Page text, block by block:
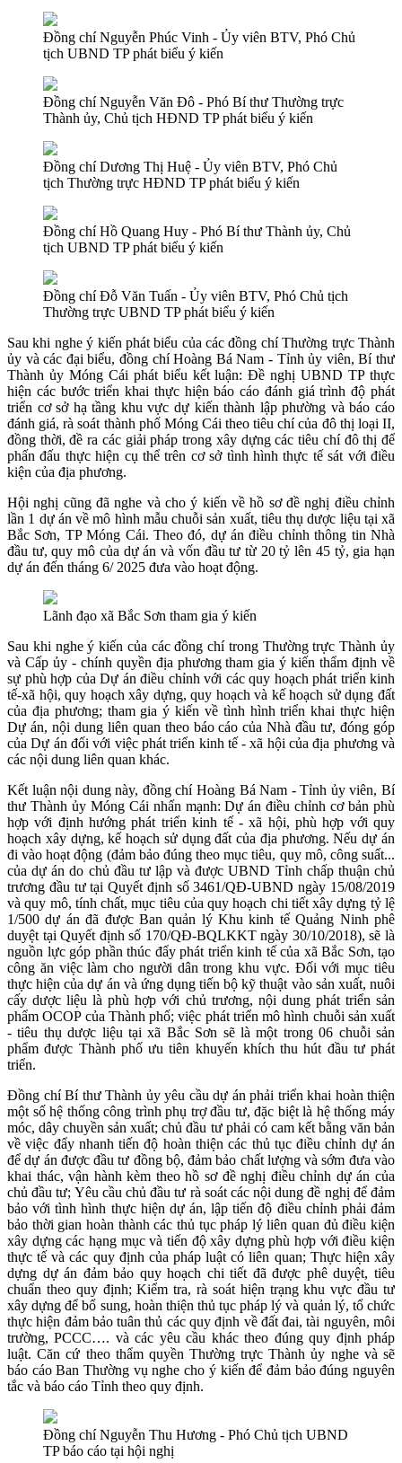
Đồng chí Nguyễn Phúc Vinh - Ủy viên BTV, Phó Chủ
tịch UBND TP phát biểu ý kiến
Đồng chí Nguyễn Văn Đô - Phó Bí thư Thường trực
Thành ủy, Chủ tịch HĐND TP phát biểu ý kiến
Đồng chí Dương Thị Huệ - Ủy viên BTV, Phó Chủ
tịch Thường trực HĐND TP phát biểu ý kiến
Đồng chí Hồ Quang Huy - Phó Bí thư Thành ủy, Chủ
tịch UBND TP phát biểu ý kiến
Đồng chí Đỗ Văn Tuấn - Ủy viên BTV, Phó Chủ tịch
Thường trực UBND TP phát biểu ý kiến
Sau khi nghe ý kiến phát biểu của các đồng chí Thường trực Thành
ủy và các đại biểu, đồng chí Hoàng Bá Nam - Tỉnh ủy viên, Bí thư
Thành ủy Móng Cái phát biểu kết luận: Đề nghị UBND TP thực
hiện các bước triển khai thực hiện báo cáo đánh giá trình độ phát
triển cơ sở hạ tầng khu vực dự kiến thành lập phường và báo cáo
đánh giá, rà soát thành phố Móng Cái theo tiêu chí của đô thị loại II,
đồng thời, đề ra các giải pháp trong xây dựng các tiêu chí đô thị để
phấn đấu thực hiện cụ thể trên cơ sở tình hình thực tế sát với điều
kiện của địa phương.
Hội nghị cũng đã nghe và cho ý kiến về hồ sơ đề nghị điều chỉnh
lần 1 dự án về mô hình mẫu chuỗi sản xuất, tiêu thụ dược liệu tại xã
Bắc Sơn, TP Móng Cái. Theo đó, dự án điều chỉnh thông tin Nhà
đầu tư, quy mô của dự án và vốn đầu tư từ 20 tỷ lên 45 tỷ, gia hạn
dự án đến tháng 6/ 2025 đưa vào hoạt động.
Lãnh đạo xã Bắc Sơn tham gia ý kiến
Sau khi nghe ý kiến của các đồng chí trong Thường trực Thành ủy
và Cấp ủy - chính quyền địa phương tham gia ý kiến thẩm định về
sự phù hợp của Dự án điều chỉnh với các quy hoạch phát triển kinh
tế-xã hội, quy hoạch xây dựng, quy hoạch và kế hoạch sử dụng đất
của địa phương; tham gia ý kiến về tình hình triển khai thực hiện
Dự án, nội dung liên quan theo báo cáo của Nhà đầu tư, đóng góp
của Dự án đối với việc phát triển kinh tế - xã hội của địa phương và
các nội dung liên quan khác.
Kết luận nội dung này, đồng chí Hoàng Bá Nam - Tỉnh ủy viên, Bí
thư Thành ủy Móng Cái nhấn mạnh: Dự án điều chỉnh cơ bản phù
hợp với định hướng phát triển kinh tế - xã hội, phù hợp với quy
hoạch xây dựng, kế hoạch sử dụng đất của địa phương. Nếu dự án
đi vào hoạt động (đảm bảo đúng theo mục tiêu, quy mô, công suất...
của dự án do chủ đầu tư lập và được UBND Tỉnh chấp thuận chủ
trương đầu tư tại Quyết định số 3461/QĐ-UBND ngày 15/08/2019
và quy mô, tính chất, mục tiêu của quy hoạch chi tiết xây dựng tỷ lệ
1/500 dự án đã được Ban quản lý Khu kinh tế Quảng Ninh phê
duyệt tại Quyết định số 170/QĐ-BQLKKT ngày 30/10/2018), sẽ là
nguồn lực góp phần thúc đẩy phát triển kinh tế của xã Bắc Sơn, tạo
công ăn việc làm cho người dân trong khu vực. Đối với mục tiêu
thực hiện của dự án và ứng dụng tiến bộ kỹ thuật vào sản xuất, nuôi
cấy dược liệu là phù hợp với chủ trương, nội dung phát triển sản
phẩm OCOP của Thành phố; việc phát triển mô hình chuỗi sản xuất
- tiêu thụ dược liệu tại xã Bắc Sơn sẽ là một trong 06 chuỗi sản
phẩm được Thành phố ưu tiên khuyến khích thu hút đầu tư phát
triển.
Đồng chí Bí thư Thành ủy yêu cầu dự án phải triển khai hoàn thiện
một số hệ thống công trình phụ trợ đầu tư, đặc biệt là hệ thống máy
móc, dây chuyền sản xuất; chủ đầu tư phải có cam kết bằng văn bản
về việc đẩy nhanh tiến độ hoàn thiện các thủ tục điều chỉnh dự án
để dự án được đầu tư đồng bộ, đảm bảo chất lượng và sớm đưa vào
khai thác, vận hành kèm theo hồ sơ đề nghị điều chỉnh dự án của
chủ đầu tư; Yêu cầu chủ đầu tư rà soát các nội dung đề nghị để đảm
bảo với tình hình thực hiện dự án, lập tiến độ điều chỉnh phải đảm
bảo thời gian hoàn thành các thủ tục pháp lý liên quan đủ điều kiện
xây dựng các hạng mục và tiến độ xây dựng phù hợp với điều kiện
thực tế và các quy định của pháp luật có liên quan; Thực hiện xây
dựng dự án đảm bảo quy hoạch chi tiết đã được phê duyệt, tiêu
chuẩn theo quy định; Kiểm tra, rà soát hiện trạng khu vực đầu tư
xây dựng để bổ sung, hoàn thiện thủ tục pháp lý và quản lý, tổ chức
thực hiện đảm bảo tuân thủ các quy định về đất đai, tài nguyên, môi
trường, PCCC…. và các yêu cầu khác theo đúng quy định pháp
luật. Căn cứ theo thẩm quyền Thường trực Thành ủy nghe và sẽ
báo cáo Ban Thường vụ nghe cho ý kiến để đảm bảo đúng nguyên
tắc và báo cáo Tỉnh theo quy định.
Đồng chí Nguyễn Thu Hương - Phó Chủ tịch UBND
TP báo cáo tại hội nghị